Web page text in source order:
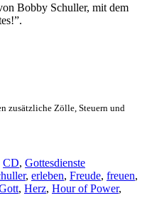
Bobby Schuller, mit dem
zusätzliche Zölle, Steuern und
CD, Gottesdienste
, erleben, Freude, freuen,
, Herz, Hour of Power,